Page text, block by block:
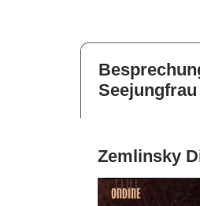
Seejungfrau
Zemlinsky